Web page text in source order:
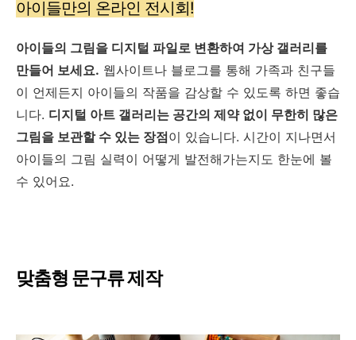
아이들만의 온라인 전시회!
아이들의 그림을 디지털 파일로 변환하여 가상 갤러리를
만들어 보세요. 웹사이트나 블로그를 통해 가족과 친구들
이 언제든지 아이들의 작품을 감상할 수 있도록 하면 좋습
니다. 디지털 아트 갤러리는 공간의 제약 없이 무한히 많은
그림을 보관할 수 있는 장점이 있습니다. 시간이 지나면서
아이들의 그림 실력이 어떻게 발전해가는지도 한눈에 볼
수 있어요.
맞춤형 문구류 제작